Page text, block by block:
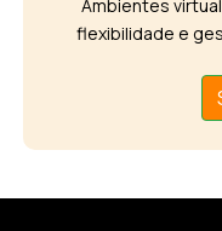
Ambientes
flexibilidade e